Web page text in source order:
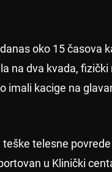
oko 15 časova
na dva kvada,
imali kacige na
telesne
u Klinički